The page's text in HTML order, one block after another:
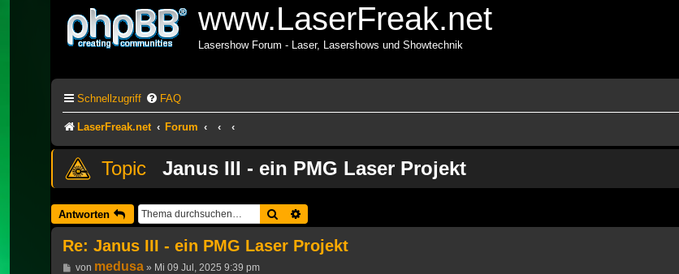
www.LaserFreak.net
Lasershow Forum - Laser, Lasershows und Showtechnik
Schnellzugriff FAQ
LaserFreak.net Forum
Janus III - ein PMG Laser Projekt
Antworten Suche
Re: Janus III - ein PMG Laser Projekt
Beitrag
von medusa» Mi 09 Jul, 2025 9:39 pm